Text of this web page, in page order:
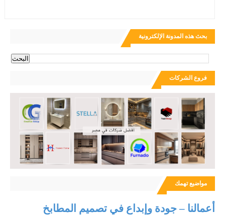
بحث هذه المدونة الإلكترونية
فروع الشركات
مواضيع تهمك
أعمالنا – جودة وإبداع في تصميم المطابخ